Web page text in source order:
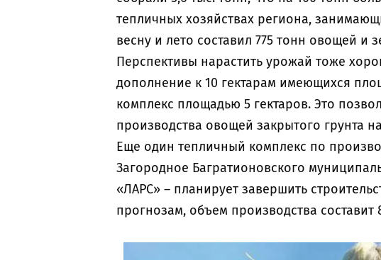
тепличных хозяйствах региона,
весну и лето составил 775 тонн овощей и
Перспективы нарастить урожай тоже
дополнение к 10 гектарам имеющихся
комплекс площадью 5 гектаров. Это
производства овощей закрытого грунта
Еще один тепличный комплекс по
Загородное Багратионовского
«ЛАРС» – планирует завершить
прогнозам, объем производства составит